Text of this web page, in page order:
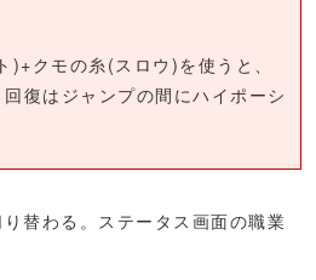
)+クモの糸(スロウ)を使うと、
復はジャンプの間にハイポーシ
替わる。ステータス画面の職業